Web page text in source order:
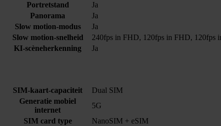
Portretstand
Ja
Panorama
Ja
Slow motion-modus
Ja
Slow motion-snelheid
240fps in FHD, 120fps in FHD, 120fps
KI-scèneherkenning
Ja
SIM-kaart-capaciteit
Dual SIM
Generatie mobiel
internet
5G
SIM card type
NanoSIM + eSIM